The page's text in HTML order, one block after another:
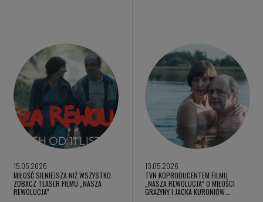
15.05.2026
MIŁOŚĆ SILNIEJSZA NIŻ WSZYSTKO.
ZOBACZ TEASER FILMU „NASZA
REWOLUCJA”
13.05.2026
TVN KOPRODUCENTEM FILMU
„NASZA REWOLUCJA” O MIŁOŚCI
GRAŻYNY I JACKA KURONIÓW.…